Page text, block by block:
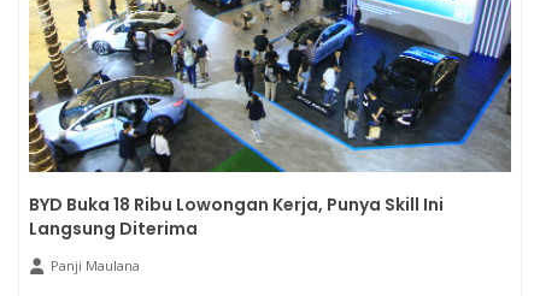
BYD Buka 18 Ribu Lowongan Kerja, Punya Skill Ini
Langsung Diterima
Panji Maulana